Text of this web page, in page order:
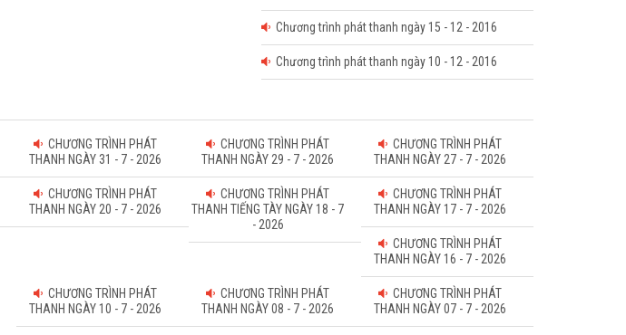
Chương trình phát thanh ngày 15 - 12 - 2016
Chương trình phát thanh ngày 10 - 12 - 2016
CHƯƠNG TRÌNH PHÁT
THANH NGÀY 31 - 7 - 2026
CHƯƠNG TRÌNH PHÁT
THANH NGÀY 29 - 7 - 2026
CHƯƠNG TRÌNH PHÁT
THANH NGÀY 27 - 7 - 2026
CHƯƠNG TRÌNH PHÁT
THANH NGÀY 20 - 7 - 2026
CHƯƠNG TRÌNH PHÁT
THANH TIẾNG TÀY NGÀY 18 - 7
- 2026
CHƯƠNG TRÌNH PHÁT
THANH NGÀY 17 - 7 - 2026
CHƯƠNG TRÌNH PHÁT
THANH NGÀY 16 - 7 - 2026
CHƯƠNG TRÌNH PHÁT
THANH NGÀY 10 - 7 - 2026
CHƯƠNG TRÌNH PHÁT
THANH NGÀY 08 - 7 - 2026
CHƯƠNG TRÌNH PHÁT
THANH NGÀY 07 - 7 - 2026